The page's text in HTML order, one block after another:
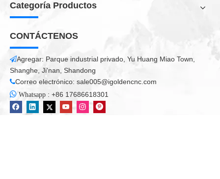
Categoría Productos
CONTÁCTENOS
Agregar: Parque industrial privado, Yu Huang Miao Town,
Shanghe, Ji'nan, Shandong
Correo electrónico: sale005@igoldencnc.com
 Whatsapp : +86 17686618301